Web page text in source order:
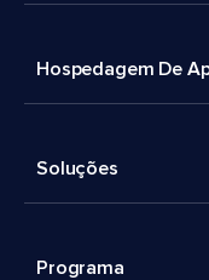
Hospedagem De
Soluções
Programa